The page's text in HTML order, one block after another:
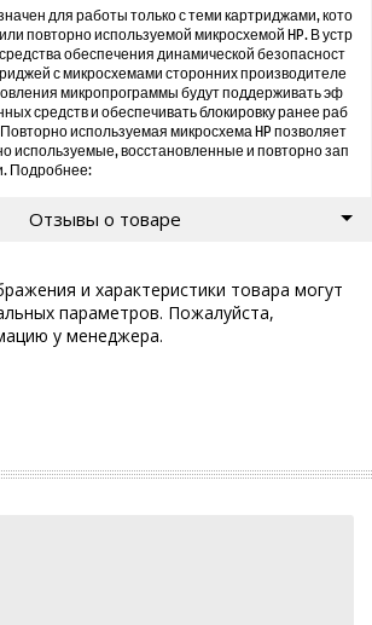
для работы только с теми картриджами, кото
повторно используемой микросхемой HP. В устр
обеспечения динамической безопасност
с микросхемами сторонних производителе
микропрограммы будут поддерживать эф
средств и обеспечивать блокировку ранее раб
используемая микросхема HP позволяет
используемые, восстановленные и повторно зап
Подробнее:
Отзывы о товаре
и характеристики товара могут
параметров. Пожалуйста,
у менеджера.